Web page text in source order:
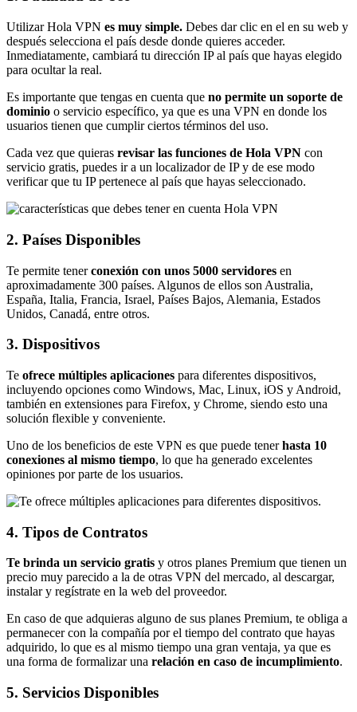
Utilizar Hola VPN es muy simple. Debes dar clic en el en su web y
después selecciona el país desde donde quieres acceder.
Inmediatamente, cambiará tu dirección IP al país que hayas elegido
para ocultar la real.
Es importante que tengas en cuenta que no permite un soporte de
dominio o servicio específico, ya que es una VPN en donde los
usuarios tienen que cumplir ciertos términos del uso.
Cada vez que quieras revisar las funciones de Hola VPN con
servicio gratis, puedes ir a un localizador de IP y de ese modo
verificar que tu IP pertenece al país que hayas seleccionado.
2. Países Disponibles
Te permite tenerconexión con unos 5000 servidores en
aproximadamente 300 países. Algunos de ellos son Australia,
España, Italia, Francia, Israel, Países Bajos, Alemania, Estados
Unidos, Canadá, entre otros.
3. Dispositivos
Te ofrece múltiples aplicaciones para diferentes dispositivos,
incluyendo opciones como Windows, Mac, Linux, iOS y Android,
también en extensiones para Firefox, y Chrome, siendo esto una
solución flexible y conveniente.
Uno de los beneficios de este VPN es que puede tenerhasta 10
conexiones al mismo tiempo, lo que ha generado excelentes
opiniones por parte de los usuarios.
4. Tipos de Contratos
Te brinda un servicio gratis y otros planes Premium que tienen un
precio muy parecido a la de otras VPN del mercado, al descargar,
instalar y regístrate en la web del proveedor.
En caso de que adquieras alguno de sus planes Premium, te obliga a
permanecer con la compañía por el tiempo del contrato que hayas
adquirido, lo que es al mismo tiempo una gran ventaja, ya que es
una forma de formalizar una relación en caso de incumplimiento.
5. Servicios Disponibles